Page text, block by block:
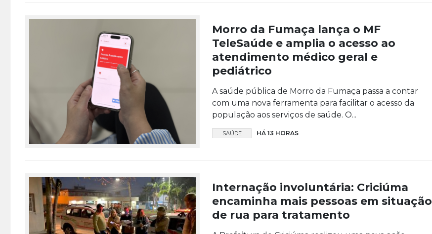
Morro da Fumaça lança o MF
TeleSaúde e amplia o acesso ao
atendimento médico geral e
pediátrico
A saúde pública de Morro da Fumaça passa a contar
com uma nova ferramenta para facilitar o acesso da
população aos serviços de saúde. O...
SAÚDE HÁ 13 HORAS
Internação involuntária: Criciúma
encaminha mais pessoas em situação
de rua para tratamento